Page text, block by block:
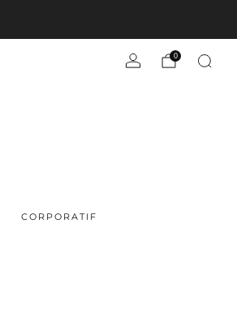
CORPORATIF
0